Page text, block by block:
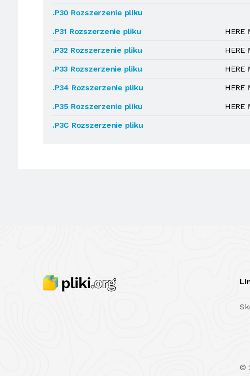
.P30 Rozszerzenie pliku
.P31 Rozszerzenie pliku
HERE
.P32 Rozszerzenie pliku
HERE
.P33 Rozszerzenie pliku
HERE
.P34 Rozszerzenie pliku
HERE
.P35 Rozszerzenie pliku
HERE
.P3C Rozszerzenie pliku
©